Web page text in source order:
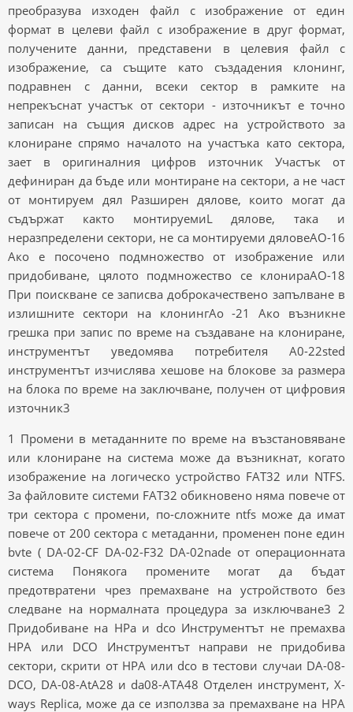
преобразува изходен файл с изображение от един
формат в целеви файл с изображение в друг формат,
получените данни, представени в целевия файл с
изображение, са същите като създадения клонинг,
подравнен с данни, всеки сектор в рамките на
непрекъснат участък от сектори - източникът е точно
записан на същия дисков адрес на устройството за
клониране спрямо началото на участъка като сектора,
зает в оригиналния цифров източник Участък от
дефиниран да бъде или монтиране на сектори, а не част
от монтируем дял Разширен дялове, които могат да
съдържат както монтируемиL дялове, така и
неразпределени сектори, не са монтируеми дяловеAO-16
Ако е посочено подмножество от изображение или
придобиване, цялото подмножество се клонираAO-18
При поискване се записва доброкачествено запълване в
излишните сектори на клонингAo -21 Ако възникне
грешка при запис по време на създаване на клониране,
инструментът уведомява потребителя A0-22sted
инструментът изчислява хешове на блокове за размера
на блока по време на заключване, получен от цифровия
източник3
1 Промени в метаданните по време на възстановяване
или клониране на система може да възникнат, когато
изображение на логическо устройство FAT32 или NTFS.
За файловите системи FAT32 обикновено няма повече от
три сектора с промени, по-сложните ntfs може да имат
повече от 200 сектора с метаданни, променен поне един
bvte ( DA-02-CF DA-02-F32 DA-02nade от операционната
система Понякога промените могат да бъдат
предотвратени чрез премахване на устройството без
следване на нормалната процедура за изключване3 2
Придобиване на HPa и dco Инструментът не премахва
HPA или DCO Инструментът направи не придобива
сектори, скрити от HPA или dco в тестови случаи DA-08-
DCO, DA-08-AtA28 и da08-ATA48 Отделен инструмент, X-
ways Replica, може да се използва за премахване на HPA